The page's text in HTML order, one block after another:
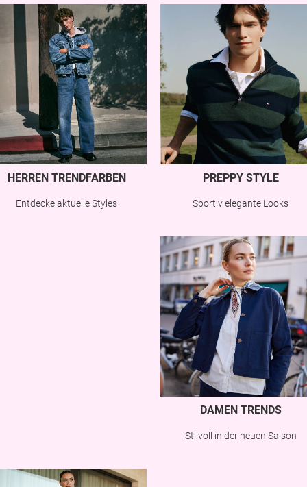
HERREN TRENDFARBEN
Entdecke aktuelle Styles
PREPPY STYLE
Sportiv elegante Looks
DAMEN TRENDS
Stilvoll in der neuen Saison